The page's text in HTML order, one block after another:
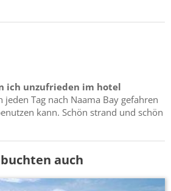
ich unzufrieden im hotel
Tag nach Naama Bay gefahren
kann. Schön strand und schön
auch